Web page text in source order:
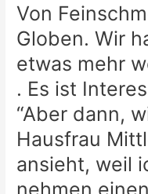
Von
Globen. Wir
etwas mehr
. Es ist
“Aber dann,
Hausfrau
ansieht, weil
nehmen